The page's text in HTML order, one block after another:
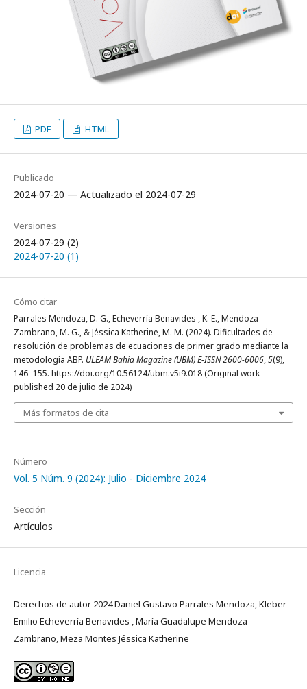
PDF HTML
Publicado
2024-07-20 — Actualizado el 2024-07-29
Versiones
2024-07-29 (2)
2024-07-20 (1)
Cómo citar
Parrales Mendoza, D. G., Echeverría Benavides , K. E., Mendoza
Zambrano, M. G., & Jéssica Katherine, M. M. (2024). Dificultades de
resolución de problemas de ecuaciones de primer grado mediante la
metodología ABP. ULEAM Bahía Magazine (UBM) E-ISSN 2600-6006,5(9),
146–155. https://doi.org/10.56124/ubm.v5i9.018 (Original work
published 20 de julio de 2024)
Más formatos de cita
Número
Vol. 5 Núm. 9 (2024): Julio - Diciembre 2024
Sección
Artículos
Licencia
Derechos de autor 2024 Daniel Gustavo Parrales Mendoza, Kleber
Emilio Echeverría Benavides , María Guadalupe Mendoza
Zambrano, Meza Montes Jéssica Katherine